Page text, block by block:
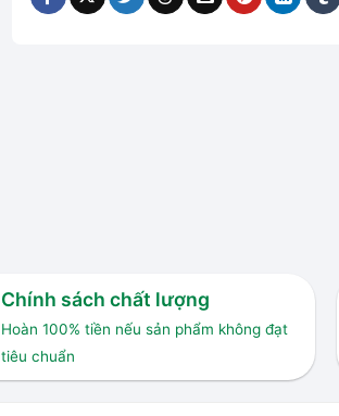
Chính sách chất lượng
Hoàn 100% tiền nếu sản phẩm không đạt
tiêu chuẩn